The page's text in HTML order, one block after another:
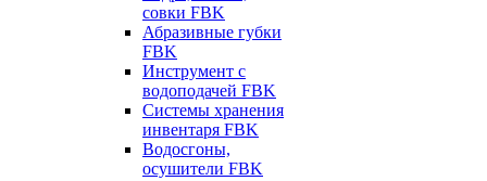
совки FBK
Абразивные губки
FBK
Инструмент с
водоподачей FBK
Системы хранения
инвентаря FBK
Водосгоны,
осушители FBK